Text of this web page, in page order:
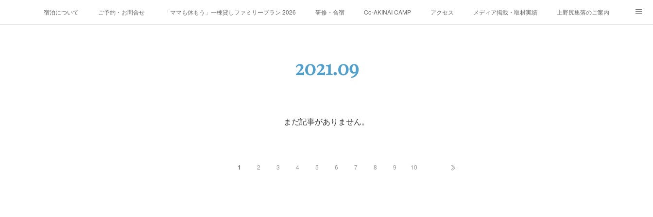
宿泊について ご予約・お問合せ 「ママも休もう」一棟貸しファミリープラン 2026 研修・合宿 Co-AKINAI CAMP アクセス メディア掲載・取材実績 上野尻集落のご案内
2021.09
まだ記事がありません。
1 2 3 4 5 6 7 8 9 10